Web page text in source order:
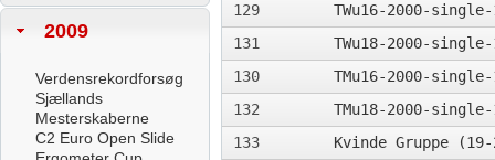
2009
Verdensrekordforsøg
Sjællands
Mesterskaberne
C2 Euro Open Slide
129
TWu16-2000-single-
131
TWu18-2000-single-
130
TMu16-2000-single-
132
TMu18-2000-single-
133
Kvinde Gruppe (19-